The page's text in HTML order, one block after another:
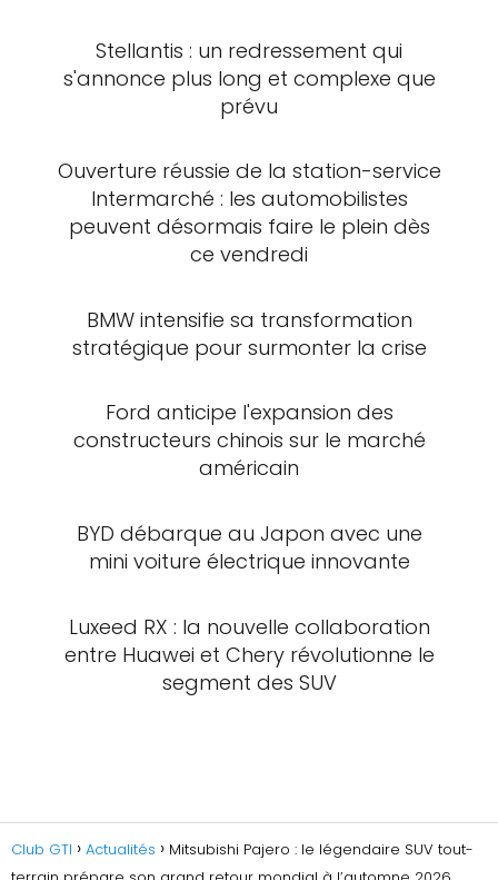
Stellantis : un redressement qui
s'annonce plus long et complexe que
prévu
Ouverture réussie de la station-service
Intermarché : les automobilistes
peuvent désormais faire le plein dès
ce vendredi
BMW intensifie sa transformation
stratégique pour surmonter la crise
Ford anticipe l'expansion des
constructeurs chinois sur le marché
américain
BYD débarque au Japon avec une
mini voiture électrique innovante
Luxeed RX : la nouvelle collaboration
entre Huawei et Chery révolutionne le
segment des SUV
Club GTI Actualités
Mitsubishi Pajero : le légendaire SUV tout-